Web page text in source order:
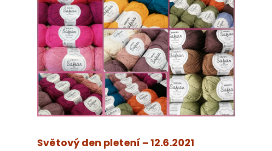
Světový den pletení – 12.6.2021
HLEDAT